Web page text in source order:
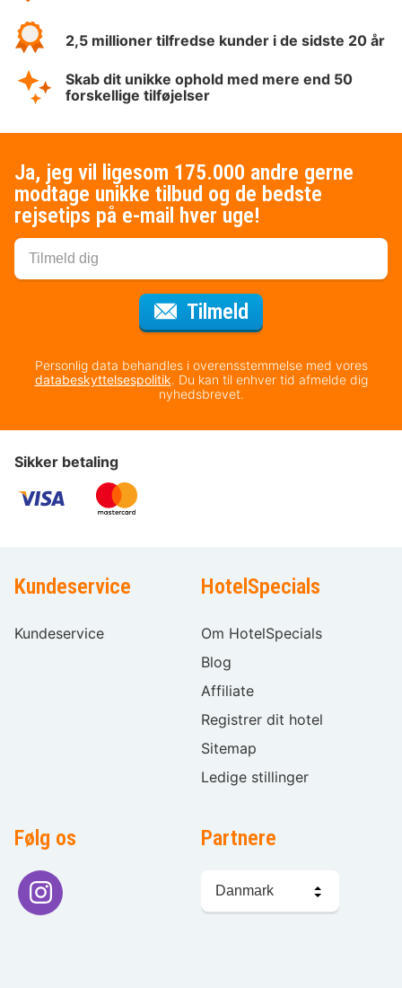
2,5 millioner tilfredse kunder i de sidste 20 år
Skab dit unikke ophold med mere end 50
forskellige tilføjelser
Ja, jeg vil ligesom 175.000 andre gerne
modtage unikke tilbud og de bedste
rejsetips på e-mail hver uge!
Tilmeld
Personlig data behandles i overensstemmelse med vores
databeskyttelsespolitik. Du kan til enhver tid afmelde dig
nyhedsbrevet.
Sikker betaling
Kundeservice
Kundeservice
HotelSpecials
Om HotelSpecials
Blog
Affiliate
Registrer dit hotel
Sitemap
Ledige stillinger
Følg os Partnere